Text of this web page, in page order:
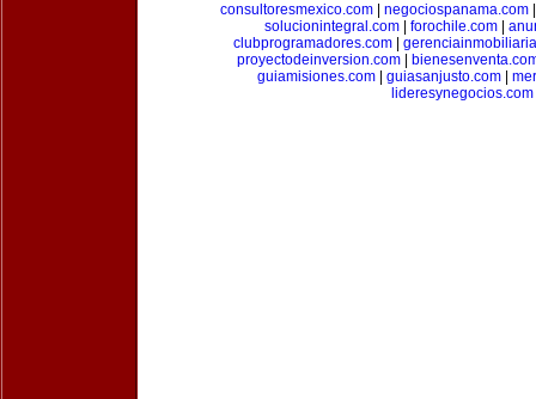
consultoresmexico.com| negociospanama.com
solucionintegral.com| forochile.com|
clubprogramadores.com
proyectodeinversion.com|
guiamisiones.com
guiasanjusto.com
lideresynegocios.com